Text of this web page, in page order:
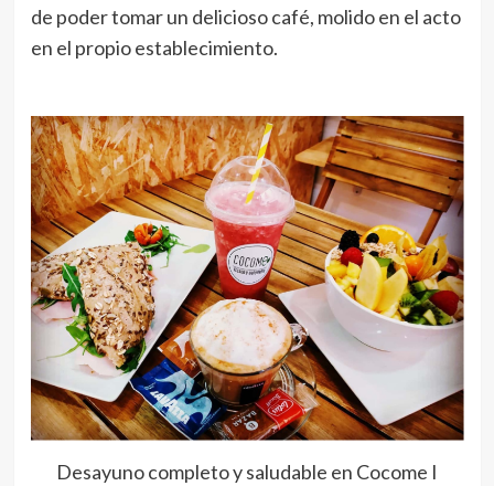
de poder tomar un delicioso café, molido en el acto
en el propio establecimiento.
Desayuno completo y saludable en Cocome I